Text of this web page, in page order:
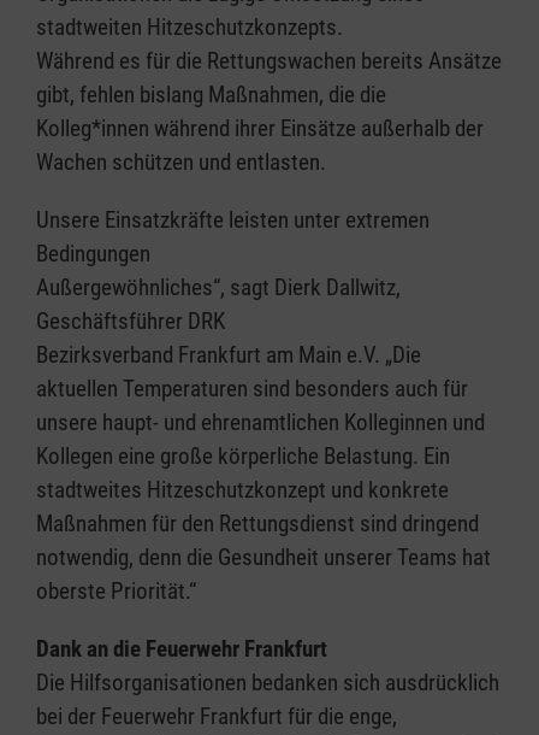
stadtweiten Hitzeschutzkonzepts.
Während es für die Rettungswachen bereits Ansätze
gibt, fehlen bislang Maßnahmen, die die
Kolleg*innen während ihrer Einsätze außerhalb der
Wachen schützen und entlasten.
Unsere Einsatzkräfte leisten unter extremen
Bedingungen
Außergewöhnliches“, sagt Dierk Dallwitz,
Geschäftsführer DRK
Bezirksverband Frankfurt am Main e.V. „Die
aktuellen Temperaturen sind besonders auch für
unsere haupt- und ehrenamtlichen Kolleginnen und
Kollegen eine große körperliche Belastung. Ein
stadtweites Hitzeschutzkonzept und konkrete
Maßnahmen für den Rettungsdienst sind dringend
notwendig, denn die Gesundheit unserer Teams hat
oberste Priorität.“
Dank an die Feuerwehr Frankfurt
Die Hilfsorganisationen bedanken sich ausdrücklich
bei der Feuerwehr Frankfurt für die enge,